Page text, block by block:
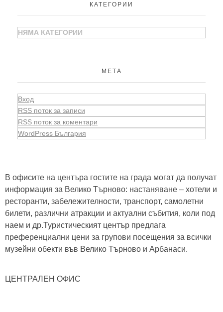
КАТЕГОРИИ
НЯМА КАТЕГОРИИ
МЕТА
Вход
RSS поток за записи
RSS поток за коментари
WordPress България
В офисите на центъра гостите на града могат да получат
информация за Велико Търново: настаняване – хотели и
ресторанти, забележителности, транспорт, самолетни
билети, различни атракции и актуални събития, коли под
наем и др.Туристическият център предлага
преференциални цени за групови посещения за всички
музейни обекти във Велико Търново и Арбанаси.
ЦЕНТРАЛЕН ОФИС